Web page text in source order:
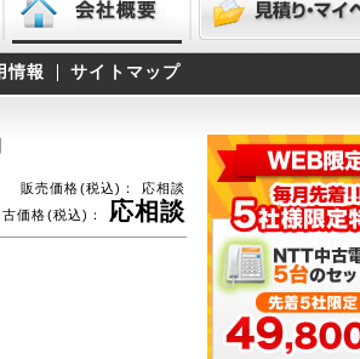
情報 サイトマップ
販売価格(税込)：
応相談
古価格(税込)：
応相談